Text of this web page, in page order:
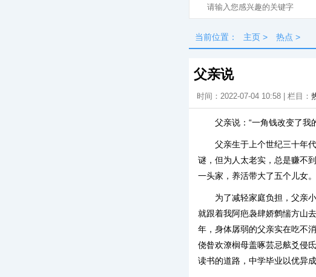
当前位置： 主页 > 热点 >
父亲说
时间：2022-07-04 10:58 | 栏目：
父亲说：“一角钱改变了我
父亲生于上个世纪三十年
谜，但为人太老实，总是赚不
一头家，养活带大了五个儿女。
为了减轻家庭负担，父亲
就跟着我阿疤袅肆娇鹩惴方山
年，身体孱弱的父亲实在吃不
侥昝欢潦榈母盖啄芸忌舷爻侵
读书的道路，中学毕业以优异